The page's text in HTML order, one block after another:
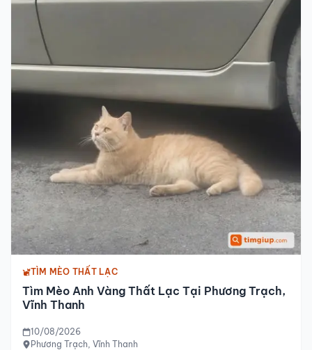
TÌM MÈO THẤT LẠC
Tìm Mèo Anh Vàng Thất Lạc Tại Phương Trạch,
Vĩnh Thanh
10/08/2026
Phương Trạch, Vĩnh Thanh